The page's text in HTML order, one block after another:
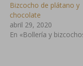
Bizcocho de plátano y
chocolate
abril 29, 2020
En «Bollería y